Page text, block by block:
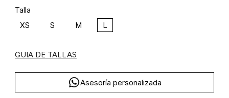
Talla
XS S M L
GUIA DE TALLAS
Asesoría personalizada